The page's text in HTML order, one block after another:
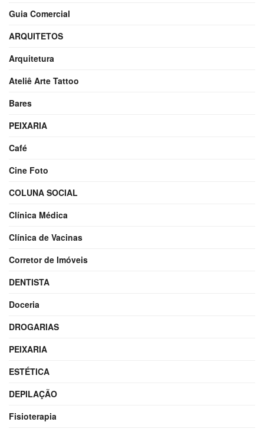
Guia Comercial
ARQUITETOS
Arquitetura
Ateliê Arte Tattoo
Bares
PEIXARIA
Café
Cine Foto
COLUNA SOCIAL
Clínica Médica
Clínica de Vacinas
Corretor de Imóveis
DENTISTA
Doceria
DROGARIAS
PEIXARIA
ESTÉTICA
DEPILAÇÃO
Fisioterapia